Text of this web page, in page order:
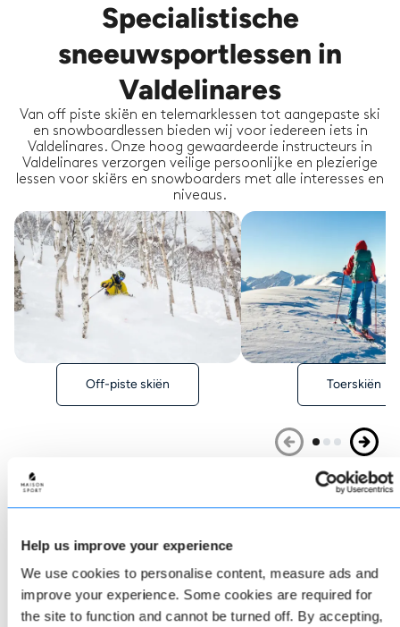
Help us improve your experience
We use cookies to personalise content, measure ads and
improve your experience. Some cookies are required for
the site to function and cannot be turned off. By accepting,
Specialistische
sneeuwsportlessen in
Valdelinares
Van off piste skiën en telemarklessen tot aangepaste ski
en snowboardlessen bieden wij voor iedereen iets in
Valdelinares. Onze hoog gewaardeerde instructeurs in
Valdelinares verzorgen veilige persoonlijke en plezierige
lessen voor skiërs en snowboarders met alle interesses en
niveaus.
Off-piste skiën Toerskiën
neem contact op met onze klantenservice via de
live chat als je hulp nodig hebt. We staan altijd
voor je klaar.